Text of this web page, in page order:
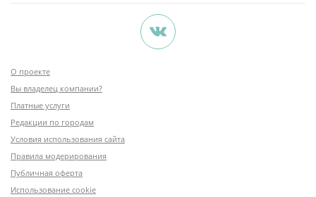
О проекте
Вы владелец компании?
Платные услуги
Редакции по городам
Условия использования сайта
Правила модерирования
Публичная оферта
Использование cookie